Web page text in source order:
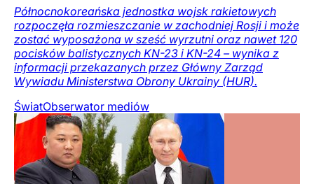
Północnokoreańska jednostka wojsk rakietowych
rozpoczęła rozmieszczanie w zachodniej Rosji i może
zostać wyposażona w sześć wyrzutni oraz nawet 120
pocisków balistycznych KN-23 i KN-24 – wynika z
informacji przekazanych przez Główny Zarząd
Wywiadu Ministerstwa Obrony Ukrainy (HUR).
ŚwiatObserwator mediów